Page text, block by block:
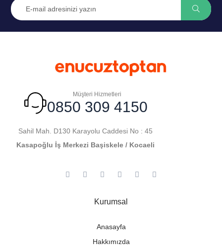
Müşteri Hizmetleri
0850 309 4150
Sahil Mah. D130 Karayolu Caddesi No : 45
Kasapoğlu İş Merkezi Başiskele / Kocaeli
Kurumsal
Anasayfa
Hakkımızda